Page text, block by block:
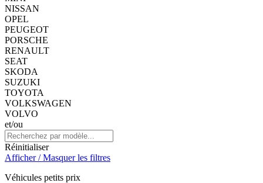
NISSAN
OPEL
PEUGEOT
PORSCHE
RENAULT
SEAT
SKODA
SUZUKI
TOYOTA
VOLKSWAGEN
VOLVO
et/ou
Réinitialiser
Afficher / Masquer les filtres
Véhicules petits prix